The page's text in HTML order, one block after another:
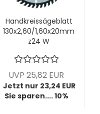
Handkreissägeblatt
130x2,60/1,60x20mm
z24 W
UVP 25,82 EUR
Jetzt nur 23,24 EUR
Sie sparen.... 10%